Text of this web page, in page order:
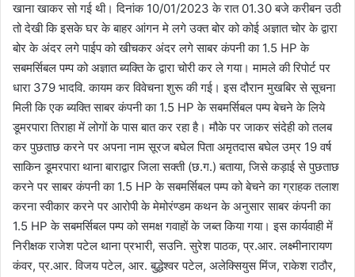
खाना खाकर सो गई थी। दिनांक 10/01/2023 के रात 01.30 बजे करीबन उठी
तो देखी कि इसके घर के बाहर आंगन मे लगे उक्त बोर को कोई अज्ञात चोर के द्वारा
बोर के अंदर लगे पाईप को खीचकर अंदर लगे साबर कंपनी का 1.5 HP के
सबमर्सिबल पम्प को अज्ञात ब्यक्ति के द्वारा चोरी कर ले गया। मामले की रिपोर्ट पर
धारा 379 भादवि. कायम कर विवेचना शुरू की गई। इस दौरान मुखबिर से सूचना
मिली कि एक ब्यक्ति साबर कंपनी का 1.5 HP के सबमर्सिबल पम्प बेचने के लिये
डूमरपारा तिराहा में लोगों के पास बात कर रहा है। मौके पर जाकर संदेही को तलब
कर पुछताछ करने पर अपना नाम सूरज बघेल पिता अमृतदास बघेल उम्र 19 वर्ष
साकिन डूमरपारा थाना बाराद्वार जिला सक्ती (छ.ग.) बताया, जिसे कड़ाई से पुछताछ
करने पर साबर कंपनी का 1.5 HP के सबमर्सिबल पम्प को बेचने का ग्राहक तलाश
करना स्वीकार करने पर आरोपी के मेमोरंण्डम कथन के अनुसार साबर कंपनी का
1.5 HP के सबमर्सिबल पम्प को समक्ष गवाहों के जब्त किया गया। इस कार्यवाही में
निरीक्षक राजेश पटेल थाना प्रभारी, सउनि. सुरेश पाठक, प्र.आर. लक्ष्मीनारायण
कंवर, प्र.आर. विजय पटेल, आर. बुद्धेश्वर पटेल, अलेक्सियुस मिंज, राकेश राठौर,